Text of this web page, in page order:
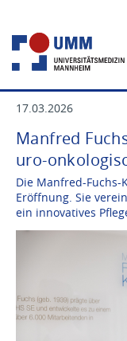
17.03.2026
Manfred
uro-
Die Manfred-
Eröffnung. Sie
ein innovatives